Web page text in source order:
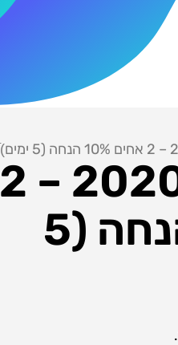
קייטנת קיץ 2020 – 2
אחים 10% הנחה (5